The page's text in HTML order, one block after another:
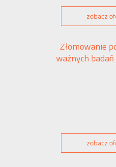
zobacz
Złomowanie
ważnych
zobacz